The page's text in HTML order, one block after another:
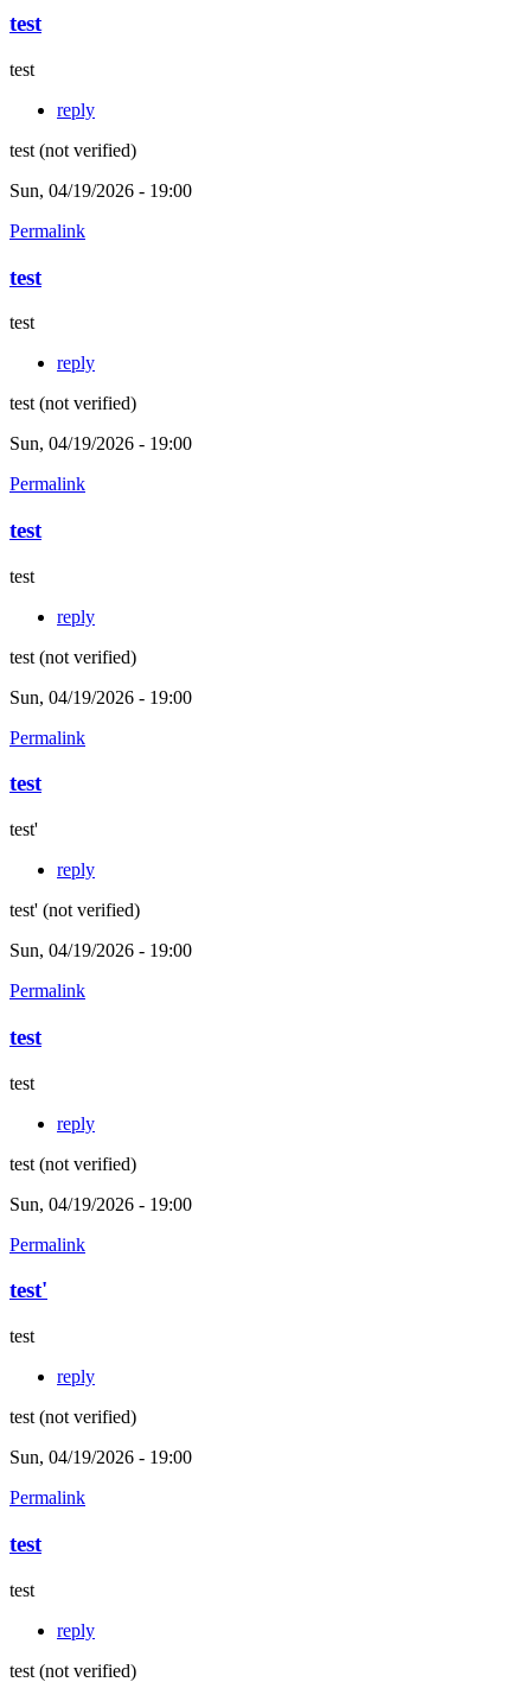
test
test
reply
test (not verified)
Sun, 04/19/2026 - 19:00
Permalink
test
test
reply
test (not verified)
Sun, 04/19/2026 - 19:00
Permalink
test
test
reply
test (not verified)
Sun, 04/19/2026 - 19:00
Permalink
test
test'
reply
test' (not verified)
Sun, 04/19/2026 - 19:00
Permalink
test
test
reply
test (not verified)
Sun, 04/19/2026 - 19:00
Permalink
test'
test
reply
test (not verified)
Sun, 04/19/2026 - 19:00
Permalink
test
test
reply
test (not verified)